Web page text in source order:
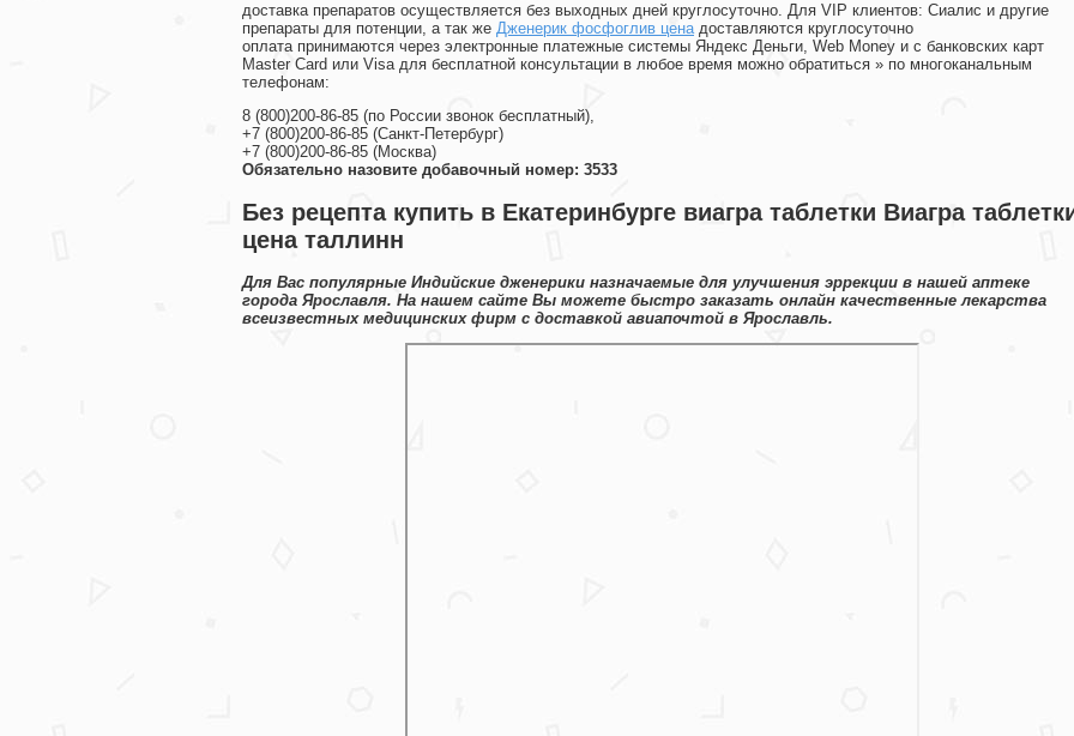
доставка препаратов осуществляется без выходных дней круглосуточно. Для VIP клиентов: Сиалис и другие
препараты для потенции, а так же Дженерик фосфоглив ценадоставляются круглосуточно
оплата принимаются через электронные платежные системы Яндекс Деньги, Web Money и с банковских карт
Master Card или Visa для бесплатной консультации в любое время можно обратиться » по многоканальным
телефонам:
8 (800)200-86-85 (по России звонок бесплатный),
+7 (800)200-86-85 (Санкт-Петербург)
+7 (800)200-86-85 (Москва)
Обязательно назовите добавочный номер: 3533
Без рецепта купить в Екатеринбурге виагра таблетки Виагра
цена таллинн
Для Вас популярные Индийские дженерики назначаемые для улучшения эррекции в нашей аптеке
города Ярославля. На нашем сайте Вы можете быстро заказать онлайн качественные лекарства
всеизвестных медицинских фирм с доставкой авиапочтой в Ярославль.